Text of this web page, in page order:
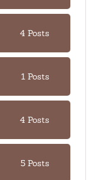
4 Posts
1 Posts
4 Posts
5 Posts